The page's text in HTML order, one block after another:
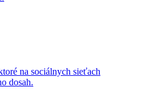
na sociálnych sieťach
dosah.